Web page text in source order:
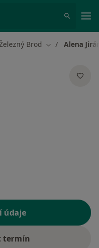
Brod Změna města
Alena
údaje
termín